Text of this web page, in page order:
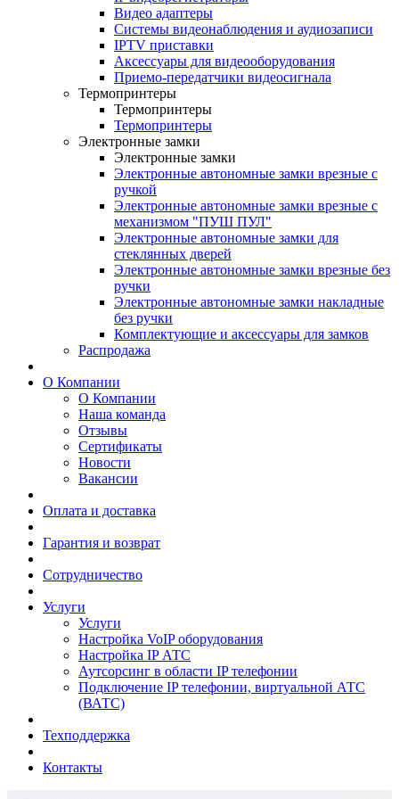
Видео адаптеры
Системы видеонаблюдения и аудиозаписи
IPTV приставки
Аксессуары для видеооборудования
Приемо-передатчики видеосигнала
Термопринтеры
Термопринтеры
Термопринтеры
Электронные замки
Электронные замки
Электронные автономные замки врезные с
ручкой
Электронные автономные замки врезные с
механизмом "ПУШ ПУЛ"
Электронные автономные замки для
стеклянных дверей
Электронные автономные замки врезные без
ручки
Электронные автономные замки накладные
без ручки
Комплектующие и аксессуары для замков
Распродажа
О Компании
О Компании
Наша команда
Отзывы
Сертификаты
Новости
Вакансии
Оплата и доставка
Гарантия и возврат
Сотрудничество
Услуги
Услуги
Настройка VoIP оборудования
Настройка IP АТС
Аутсорсинг в области IP телефонии
Подключение IP телефонии, виртуальной АТС
(ВАТС)
Техподдержка
Контакты